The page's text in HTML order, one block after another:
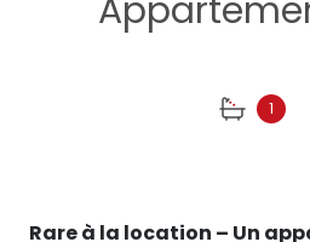
1
Rare à la location – Un